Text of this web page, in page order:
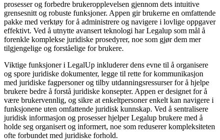
prosesser og forbedre brukeropplevelsen gjennom dets intuitive
grensesnitt og robuste funksjoner. Appen gir brukerne en omfattende
pakke med verktøy for å administrere og navigere i lovlige oppgaver
effektivt. Ved å utnytte avansert teknologi har Legalup som mål å
forenkle komplekse juridiske prosedyrer, noe som gjør dem mer
tilgjengelige og forståelige for brukere.
Viktige funksjoner i LegalUp inkluderer dens evne til å organisere
og spore juridiske dokumenter, legge til rette for kommunikasjon
med juridiske fagpersoner og tilby utdanningsressurser for å hjelpe
brukere bedre å forstå juridiske konsepter. Appen er designet for å
være brukervennlig, og sikre at enkeltpersoner enkelt kan navigere i
funksjonene uten omfattende juridisk kunnskap. Ved å sentralisere
juridisk informasjon og prosesser hjelper Legalup brukere med å
holde seg organisert og informert, noe som reduserer kompleksiteten
ofte forbundet med juridiske forhold.